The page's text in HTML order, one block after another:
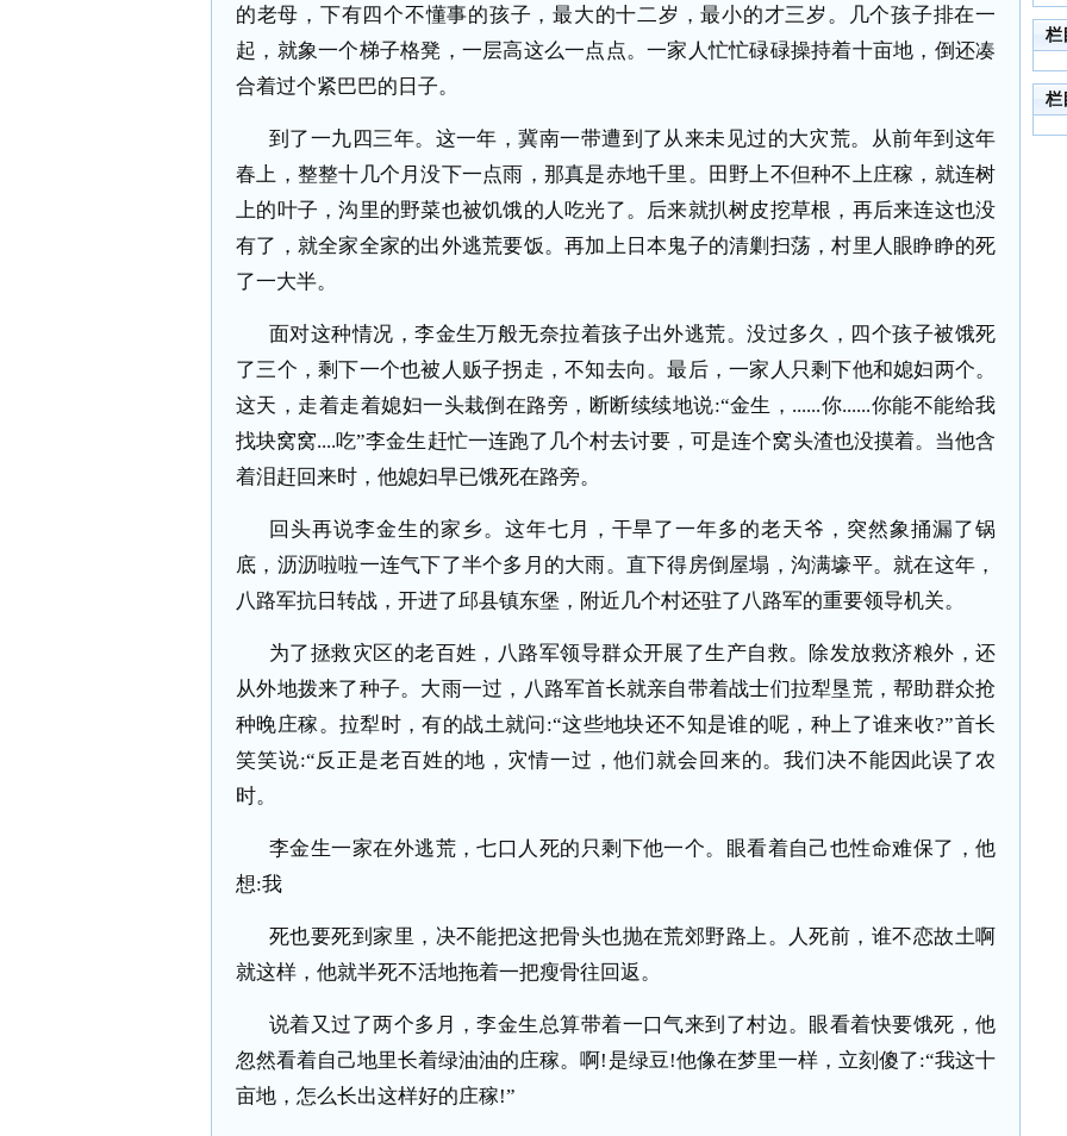
的老母，下有四个不懂事的孩子，最大的十二岁，最小的才三岁。几个孩子排在一
起，就象一个梯子格凳，一层高这么一点点。一家人忙忙碌碌操持着十亩地，倒还凑
合着过个紧巴巴的日子。
到了一九四三年。这一年，冀南一带遭到了从来未见过的大灾荒。从前年到这年
春上，整整十几个月没下一点雨，那真是赤地千里。田野上不但种不上庄稼，就连树
上的叶子，沟里的野菜也被饥饿的人吃光了。后来就扒树皮挖草根，再后来连这也没
有了，就全家全家的出外逃荒要饭。再加上日本鬼子的清剿扫荡，村里人眼睁睁的死
了一大半。
面对这种情况，李金生万般无奈拉着孩子出外逃荒。没过多久，四个孩子被饿死
了三个，剩下一个也被人贩子拐走，不知去向。最后，一家人只剩下他和媳妇两个。
这天，走着走着媳妇一头栽倒在路旁，断断续续地说:“金生，......你......你能不能给我
找块窝窝....吃”李金生赶忙一连跑了几个村去讨要，可是连个窝头渣也没摸着。当他含
着泪赶回来时，他媳妇早已饿死在路旁。
回头再说李金生的家乡。这年七月，干旱了一年多的老天爷，突然象捅漏了锅
底，沥沥啦啦一连气下了半个多月的大雨。直下得房倒屋塌，沟满壕平。就在这年，
八路军抗日转战，开进了邱县镇东堡，附近几个村还驻了八路军的重要领导机关。
为了拯救灾区的老百姓，八路军领导群众开展了生产自救。除发放救济粮外，还
从外地拨来了种子。大雨一过，八路军首长就亲自带着战士们拉犁垦荒，帮助群众抢
种晚庄稼。拉犁时，有的战土就问:“这些地块还不知是谁的呢，种上了谁来收?”首长
笑笑说:“反正是老百姓的地，灾情一过，他们就会回来的。我们决不能因此误了农
时。
李金生一家在外逃荒，七口人死的只剩下他一个。眼看着自己也性命难保了，他
想:我
死也要死到家里，决不能把这把骨头也抛在荒郊野路上。人死前，谁不恋故土啊
就这样，他就半死不活地拖着一把瘦骨往回返。
说着又过了两个多月，李金生总算带着一口气来到了村边。眼看着快要饿死，他
忽然看着自己地里长着绿油油的庄稼。啊!是绿豆!他像在梦里一样，立刻傻了:“我这十
亩地，怎么长出这样好的庄稼!”
栏
栏